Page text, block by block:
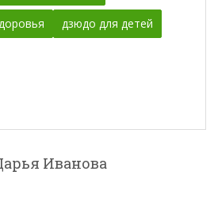
дзюдо для детей
Иванова